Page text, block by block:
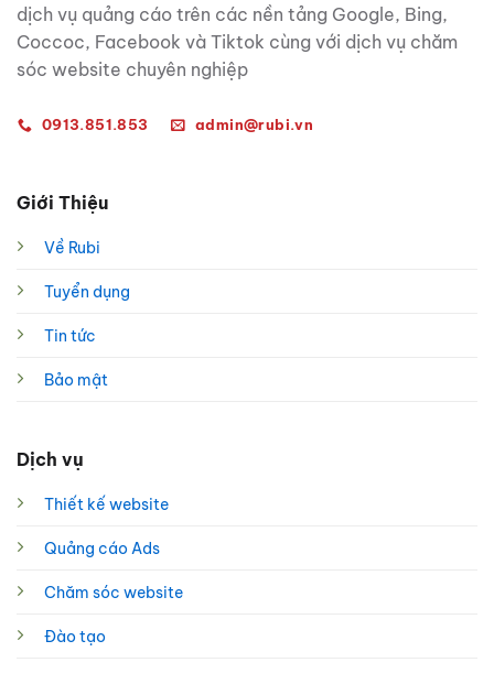
dịch vụ quảng cáo trên các nền tảng Google, Bing,
Coccoc, Facebook và Tiktok cùng với dịch vụ chăm
sóc website chuyên nghiệp
0913.851.853 admin@rubi.vn
Giới Thiệu
Về Rubi
Tuyển dụng
Tin tức
Bảo mật
Dịch vụ
Thiết kế website
Quảng cáo Ads
Chăm sóc website
Đào tạo